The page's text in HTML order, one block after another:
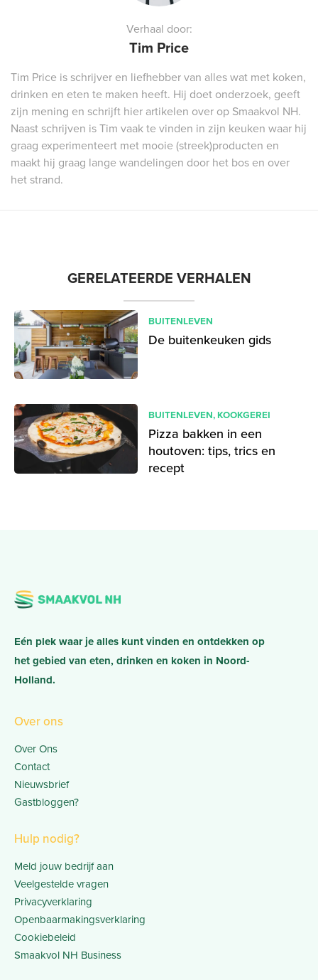
Verhaal door:
Tim Price
Tim Price is schrijver en liefhebber van alles wat met koken,
drinken en eten te maken heeft. Hij doet onderzoek, geeft
zijn mening en schrijft hier artikelen over op Smaakvol NH.
Naast schrijven is Tim vaak te vinden in zijn keuken waar hij
graag experimenteert met mooie (streek)producten en
maakt hij graag lange wandelingen door het bos en over
het strand.
GERELATEERDE VERHALEN
BUITENLEVEN
De buitenkeuken gids
BUITENLEVEN,KOOKGEREI
Pizza bakken in een
houtoven: tips, trics en
recept
Eén plek waar je alles kunt vinden en ontdekken op
het gebied van eten, drinken en koken in Noord-
Holland.
Over ons
Over Ons
Contact
Nieuwsbrief
Gastbloggen?
Hulp nodig?
Meld jouw bedrijf aan
Veelgestelde vragen
Privacyverklaring
Openbaarmakingsverklaring
Cookiebeleid
Smaakvol NH Business